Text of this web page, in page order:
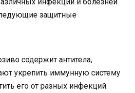
защитные
содержит антитела,
укрепить иммунную систему
его от разных инфекций.